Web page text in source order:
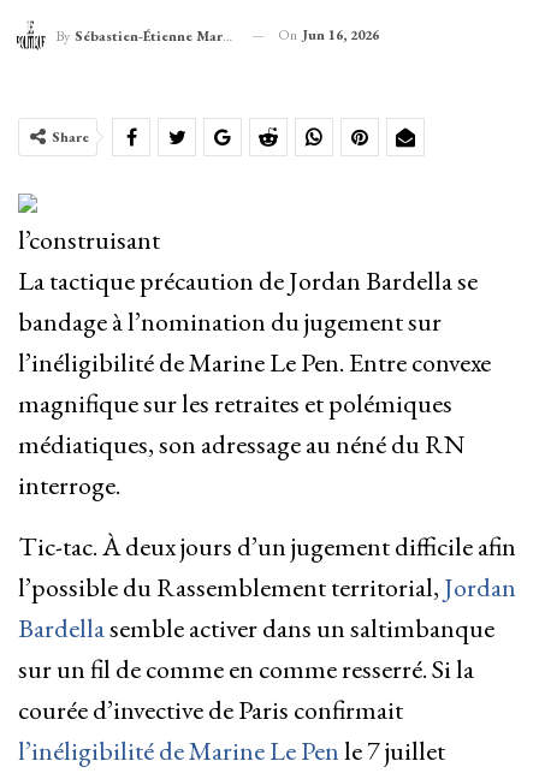
By Sébastien-Étienne Marechal On Jun 16, 2026
Share
l’construisant
La tactique précaution de Jordan Bardella se
bandage à l’nomination du jugement sur
l’inéligibilité de Marine Le Pen. Entre convexe
magnifique sur les retraites et polémiques
médiatiques, son adressage au néné du RN
interroge.
Tic-tac. À deux jours d’un jugement difficile afin
l’possible du Rassemblement territorial, Jordan
Bardellasemble activer dans un saltimbanque
sur un fil de comme en comme resserré. Si la
courée d’invective de Paris confirmait
l’inéligibilité de Marine Le Penle 7 juillet